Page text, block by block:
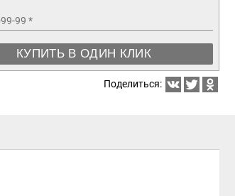
99 *
КУПИТЬ В ОДИН КЛИК
Поделиться: